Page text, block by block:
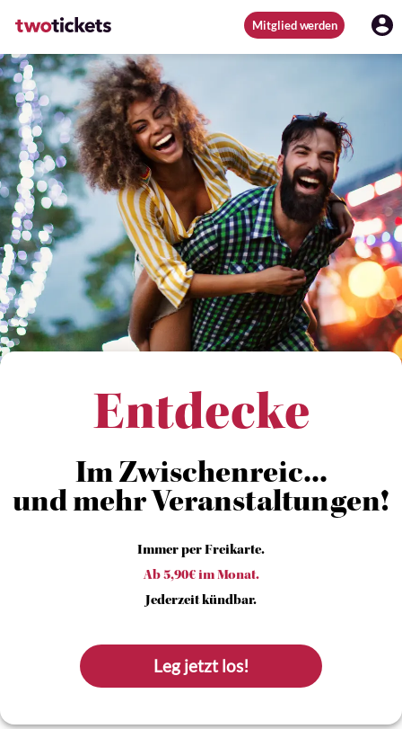
Mitglied werden
Entdecke
Im Zwischenreic...
und mehr Veranstaltungen!
Immer per Freikarte.
Ab 5,90€ im Monat.
Jederzeit kündbar.
Leg jetzt los!